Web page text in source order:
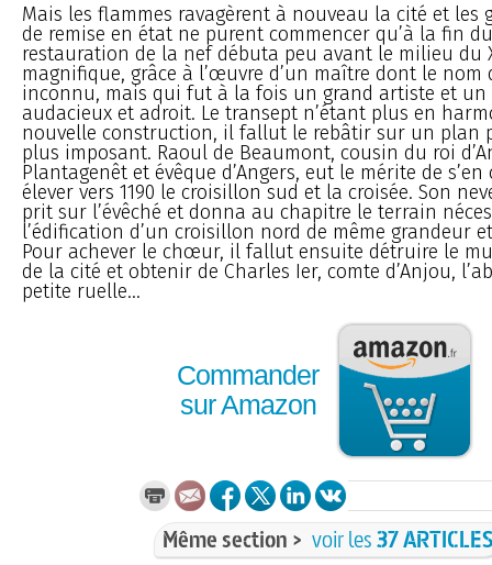
Mais les flammes ravagèrent à nouveau la cité et les
de remise en état ne purent commencer qu’à la fin
restauration de la nef débuta peu avant le milieu du
magnifique, grâce à l’œuvre d’un maître dont le nom
inconnu, mais qui fut à la fois un grand artiste et un
audacieux et adroit. Le transept n’étant plus en
nouvelle construction, il fallut le rebâtir sur un plan
plus imposant. Raoul de Beaumont, cousin du roi
Plantagenêt et évêque d’Angers, eut le mérite de
élever vers 1190 le croisillon sud et la croisée. Son
prit sur l’évêché et donna au chapitre le terrain
l’édification d’un croisillon nord de même grandeur
Pour achever le chœur, il fallut ensuite détruire le
de la cité et obtenir de Charles Ier, comte d’Anjou,
petite ruelle...
Commander
sur Amazon
Même section > voir les37